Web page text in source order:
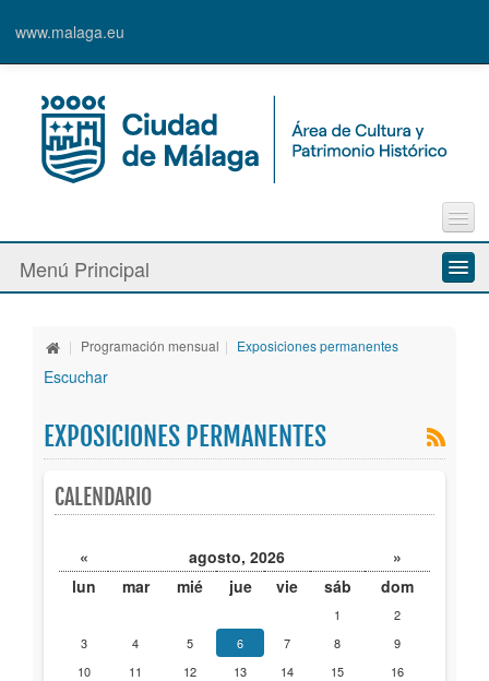
www.malaga.eu
Contacto
Quejas y Sugerencias
Menú Principal
Espacios culturales
Actividades
Publicaciones
Trámites
| Programación mensual | Exposiciones permanentes
Escuchar
EXPOSICIONES PERMANENTES
CALENDARIO
« agosto, 2026
»
lun
mar mié jue vie sáb dom
1
2
3
4 5 6 7 8
9
10
11 12 13 14 15
16